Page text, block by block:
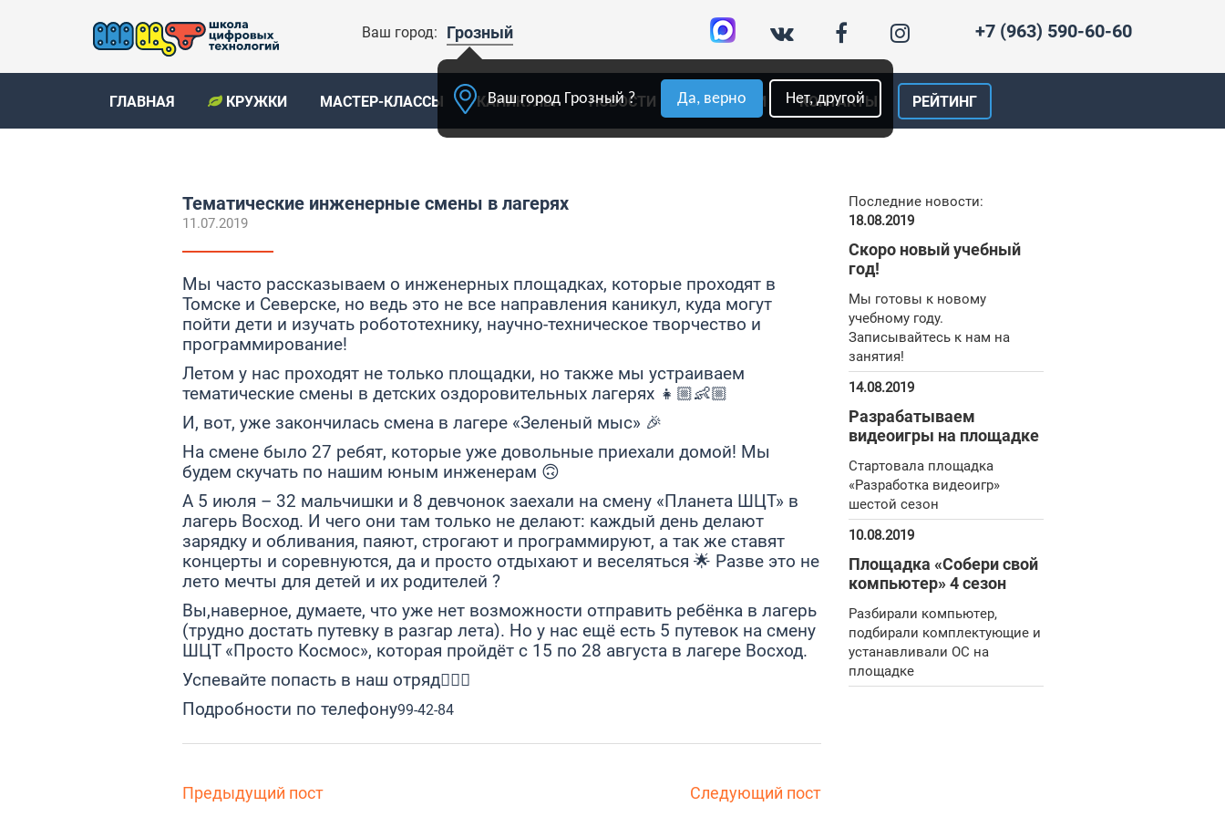
Ваш город: Грозный
Ваш город Грозный ? Да, верно Нет, другой
+7 (963) 590-60-60
ГЛАВНАЯ КРУЖКИ МАСТЕР-КЛАССЫ КАНИКУЛЫ НОВОСТИ ВАКАНСИИ КОНТАКТЫ РЕЙТИНГ
Тематические инженерные смены в лагерях
11.07.2019
Мы часто рассказываем о инженерных площадках, которые проходят в
Томске и Северске, но ведь это не все направления каникул, куда могут
пойти дети и изучать робототехнику, научно-техническое творчество и
программирование!
Летом у нас проходят не только площадки, но также мы устраиваем
тематические смены в детских оздоровительных лагерях 👧🏼👶🏼
И, вот, уже закончилась смена в лагере «Зеленый мыс» 🎉
На смене было 27 ребят, которые уже довольные приехали домой! Мы
будем скучать по нашим юным инженерам 🙃
А 5 июля – 32 мальчишки и 8 девчонок заехали на смену «Планета ШЦТ» в
лагерь Восход. И чего они там только не делают: каждый день делают
зарядку и обливания, паяют, строгают и программируют, а так же ставят
концерты и соревнуются, да и просто отдыхают и веселяться 🌟 Разве это не
лето мечты для детей и их родителей ?
Вы,наверное, думаете, что уже нет возможности отправить ребёнка в лагерь
(трудно достать путевку в разгар лета). Но у нас ещё есть 5 путевок на смену
ШЦТ «Просто Космос», которая пройдёт с 15 по 28 августа в лагере Восход.
Успевайте попасть в наш отряд🙋🏽‍♂️
Подробности по телефону99-42-84
Предыдущий пост Следующий пост
Последние новости:
18.08.2019
Скоро новый учебный
год!
Мы готовы к новому
учебному году.
Записывайтесь к нам на
занятия!
14.08.2019
Разрабатываем
видеоигры на площадке
Стартовала площадка
«Разработка видеоигр»
шестой сезон
10.08.2019
Площадка «Собери свой
компьютер» 4 сезон
Разбирали компьютер,
подбирали комплектующие и
устанавливали ОС на
площадке